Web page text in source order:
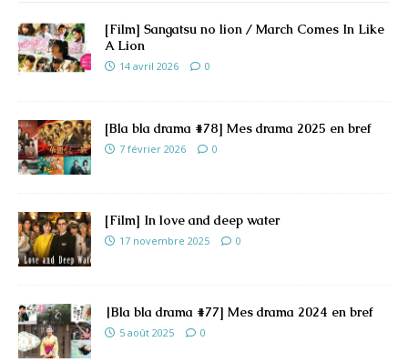
[Film] Sangatsu no lion / March Comes In Like
A Lion
14 avril 2026 0
[Bla bla drama #78] Mes drama 2025 en bref
7 février 2026 0
[Film] In love and deep water
17 novembre 2025 0
|Bla bla drama #77] Mes drama 2024 en bref
5 août 2025 0